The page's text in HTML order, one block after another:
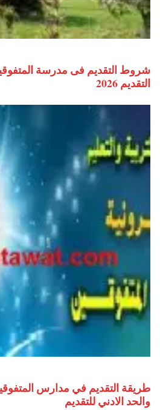
شروط التقديم فى مدرسة
التقديم 2026
والحد الادني للتقديم